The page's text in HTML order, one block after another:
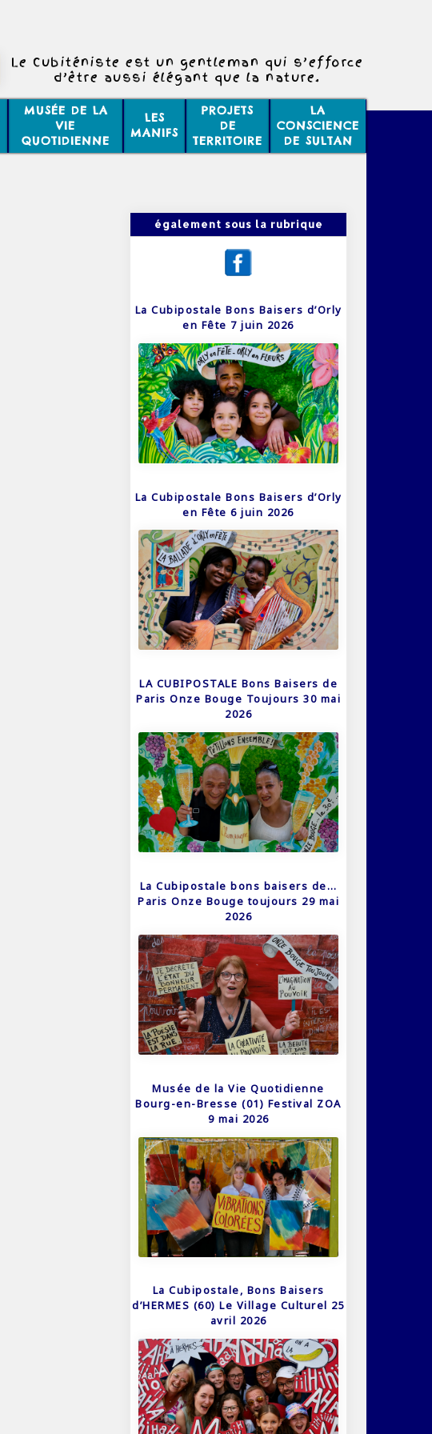
Le Cubiténiste est un gentleman qui s’efforce
d’être aussi élégant que la nature.
MUSÉE DE LA
VIE
QUOTIDIENNE
LES
MANIFS
PROJETS
DE
TERRITOIRE
LA
CONSCIENCE
DE SULTAN
également sous la rubrique
La Cubipostale Bons Baisers d’Orly
en Fête 7 juin 2026
La Cubipostale Bons Baisers d’Orly
en Fête 6 juin 2026
LA CUBIPOSTALE Bons Baisers de
Paris Onze Bouge Toujours 30 mai
2026
La Cubipostale bons baisers de…
Paris Onze Bouge toujours 29 mai
2026
Musée de la Vie Quotidienne
Bourg-en-Bresse (01) Festival ZOA
9 mai 2026
La Cubipostale, Bons Baisers
d’HERMES (60) Le Village Culturel 25
avril 2026